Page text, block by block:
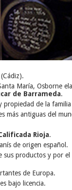
María, Osborne
de Barrameda.
propiedad de la
más antiguas del
Rioja.
de origen español.
sus productos y por
de Europa.
bajo licencia.